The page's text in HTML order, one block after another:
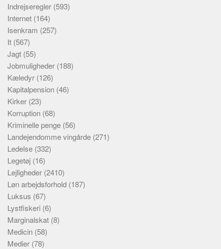
Indrejseregler (593)
Internet (164)
Isenkram (257)
It (567)
Jagt (55)
Jobmuligheder (188)
Kæledyr (126)
Kapitalpension (46)
Kirker (23)
Korruption (68)
Kriminelle penge (56)
Landejendomme vingårde (271)
Ledelse (332)
Legetøj (16)
Lejligheder (2410)
Løn arbejdsforhold (187)
Luksus (67)
Lystfiskeri (6)
Marginalskat (8)
Medicin (58)
Medier (78)